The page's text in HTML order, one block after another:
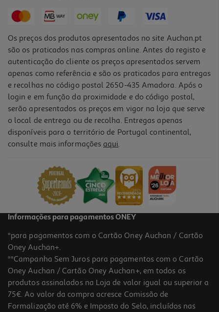
Fritadeira Air Fryer Digital Qilive Q.5338 Creme 3l 1000w
39,99 €
Os preços dos produtos apresentados no site Auchan.pt
são os praticados nas compras online. Antes do registo e
autenticação do cliente os preços apresentados servem
apenas como referência e são os praticados para entregas
e recolhas no código postal 2650-435 Amadora. Após o
login e em função da proximidade e do código postal,
serão apresentados os preços em vigor na loja que serve
o local de entrega ou de recolha. Entregas apenas
disponíveis para o território de Portugal continental,
consulte mais informações aqui.
Informações para pagamentos ONEY
*para pagamentos com o Cartão Oney Auchan / Cartão
Oney Auchan+.
**Campanha Sem Juros para pagamentos com o Cartão
Oney Auchan / Cartão Oney Auchan+, em todos os
produtos assinalados na Loja de valor igual ou superior a
75€. Ao valor da compra acresce Comissão de
Formalização até 6% e Imposto do Selo, incluídos nas